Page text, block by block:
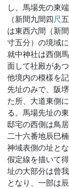
し、馬場先の東
（新間九間四尺
は東西六間（新
寸五分）の境域
就中神社は西側
面して社殿があつ
他境内の模樣を
先址のみで、阪
た所、大道東側
る。馬場先址の
邸宅の西側は鳥
二十六番地辰巳
神域表側の址と
假定線を描いて
址の大部分は曾
となり、一部は